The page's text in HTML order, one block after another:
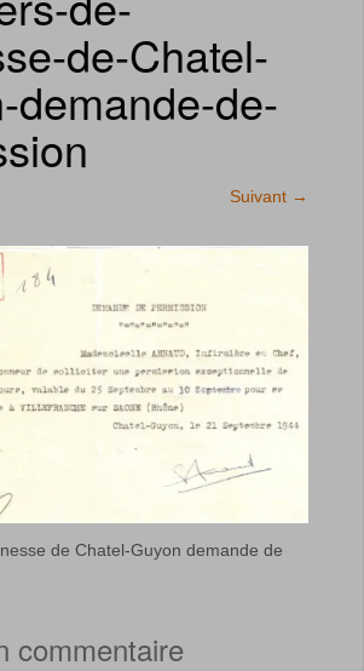
de-Chatel-
demande-de-
Suivant →
de Chatel-Guyon demande de
commentaire